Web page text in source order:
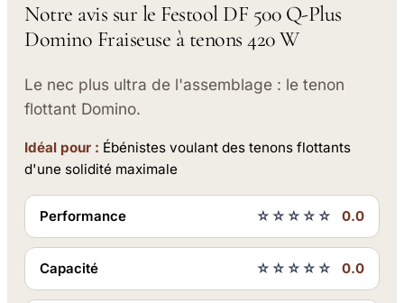
Notre avis sur le Festool DF 500 Q-Plus
Domino Fraiseuse à tenons 420 W
Le nec plus ultra de l'assemblage : le tenon
flottant Domino.
Idéal pour : Ébénistes voulant des tenons flottants
d'une solidité maximale
Performance ☆☆☆☆☆ 0.0
Capacité ☆☆☆☆☆ 0.0